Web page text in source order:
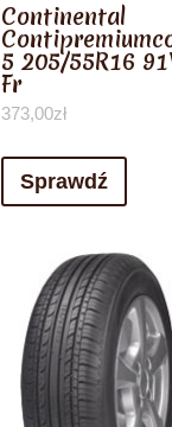
Continental
5 205/55R16
Fr
373,00zł
Sprawdź